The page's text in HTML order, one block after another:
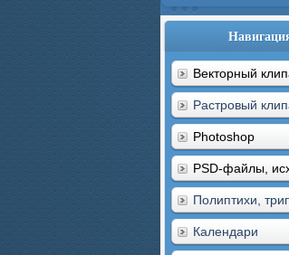
Векторный
Растровый
Photoshop
PSD-файлы,
Полиптихи,
Календари